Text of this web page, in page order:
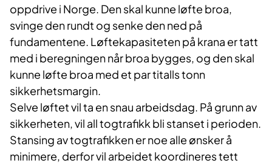
oppdrive i Norge. Den skal kunne løfte broa,
svinge den rundt og senke den ned på
fundamentene. Løftekapasiteten på krana er tatt
med i beregningen når broa bygges, og den skal
kunne løfte broa med et par titalls tonn
sikkerhetsmargin.
Selve løftet vil ta en snau arbeidsdag. På grunn av
sikkerheten, vil all togtrafikk bli stanset i perioden.
Stansing av togtrafikken er noe alle ønsker å
minimere, derfor vil arbeidet koordineres tett